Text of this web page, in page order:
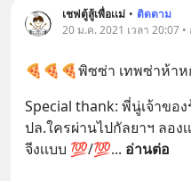
เชฟตู้สู้เพื่อเเม่ • ติดตาม
20 ม.ค. 2021 เวลา 20:07 •
🍕🍕🍕พิซซ่า เทพซ่าห้าห
Special thank: พี่นู่เจ้าข
ปล.ใครผ่านไปกัลยาฯ ลอง
จีงเเบบ 💯/💯... อ่านต่อ